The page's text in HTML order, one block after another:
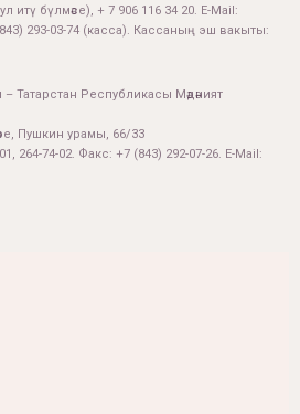
итү бүлмәсе), + 7 906 116 34 20. E-Mail:
293-03-74 (касса). Кассаның эш вакыты:
– Татарстан Республикасы Мәдәният
Пушкин урамы, 66/33
264-74-02. Факс: +7 (843) 292-07-26. E-Mail: